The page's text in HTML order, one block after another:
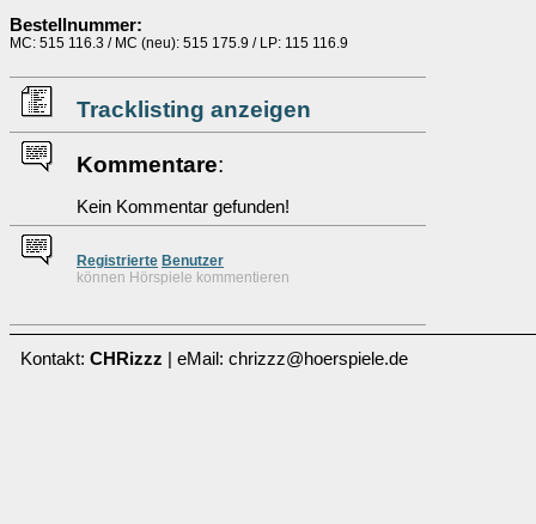
Bestellnummer:
MC: 515 116.3 / MC (neu): 515 175.9 / LP: 115 116.9
Tracklisting anzeigen
Kommentare:
Kein Kommentar gefunden!
Registrierte Benutzer
können Hörspiele kommentieren
Kontakt: CHRizzz | eMail: chrizzz@hoerspiele.de